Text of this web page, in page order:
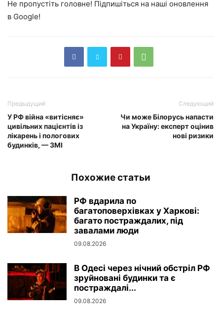
Не пропустіть головне! Підпишіться на наші оновлення
в Google!
Предыдущий
У РФ війна «витісняє»
цивільних пацієнтів із
лікарень і пологових
будинків, — ЗМІ
Следующий
Чи може Білорусь напасти
на Україну: експерт оцінив
нові ризики
Похожие статьи
РФ вдарила по
багатоповерхівках у Харкові:
багато постраждалих, під
завалами люди
09.08.2026
В Одесі через нічний обстріл РФ
зруйновані будинки та є
постраждалі...
09.08.2026